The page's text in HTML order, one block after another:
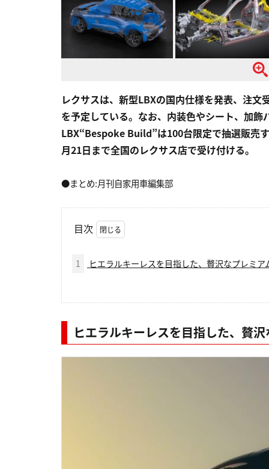
レクサスは、新型LBXの国内仕様を発表、注
を予定している。なお、内装色やシート、加
LBX“Bespoke Build”は100台限定で抽選販売
月21日まで全国のレクサス店で受け付ける。
●まとめ:月刊自家用車編集部
目次
1 ヒエラルキーレスを目指した、贅沢なプレミア
ヒエラルキーレスを目指した、贅